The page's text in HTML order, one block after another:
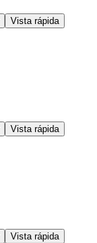
Vista rápida
Vista rápida
Vista rápida